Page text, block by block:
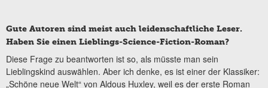
Gute Autoren sind meist auch leidenschaftliche Leser.
Haben Sie einen Lieblings-Science-Fiction-Roman?
Diese Frage zu beantworten ist so, als müsste man sein
Lieblingskind auswählen. Aber ich denke, es ist einer der Klassiker:
„Schöne neue Welt“ von Aldous Huxley, weil es der erste Roman